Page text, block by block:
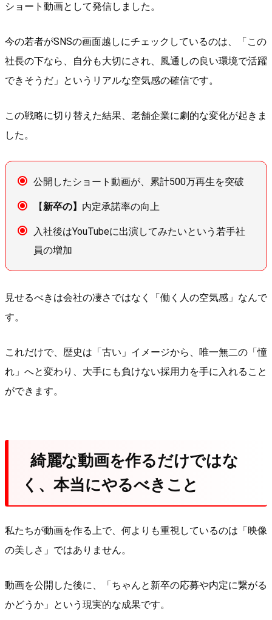
ショート動画として発信しました。
今の若者がSNSの画面越しにチェックしているのは、「この
社長の下なら、自分も大切にされ、風通しの良い環境で活躍
できそうだ」というリアルな空気感の確信です。
この戦略に切り替えた結果、老舗企業に劇的な変化が起きま
した。
公開したショート動画が、累計500万再生を突破
【新卒の】 内定承諾率の向上
入社後はYouTubeに出演してみたいという若手社
員の増加
見せるべきは会社の凄さではなく「働く人の空気感」なんで
す。
これだけで、歴史は「古い」イメージから、唯一無二の「憧
れ」へと変わり、大手にも負けない採用力を手に入れること
ができます。
綺麗な動画を作るだけではな
く、本当にやるべきこと
私たちが動画を作る上で、何よりも重視しているのは「映像
の美しさ」ではありません。
動画を公開した後に、「ちゃんと新卒の応募や内定に繋がる
かどうか」という現実的な成果です。